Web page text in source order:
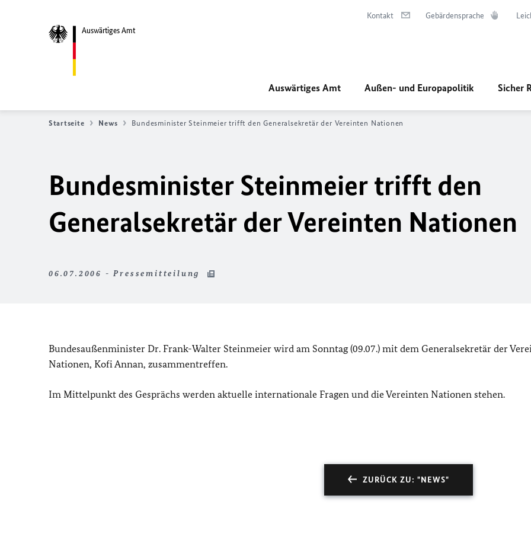
Auswärtiges Amt
Kontakt Gebärdensprache
Auswärtiges Amt Außen- und Europapolitik Sicher
Startseite News Bundesminister Steinmeier trifft den Generalsekretär der Vereinten Nationen
Bundesminister Steinmeier trifft den
Generalsekretär der Vereinten Nationen
06.07.2006 - Pressemitteilung
Bundesaußenminister Dr. Frank-Walter Steinmeier wird am Sonntag (09.07.) mit dem Generalsekretär der
Nationen, Kofi Annan, zusammentreffen.
Im Mittelpunkt des Gesprächs werden aktuelle internationale Fragen und die Vereinten Nationen stehen.
ZURÜCK ZU: "NEWS"